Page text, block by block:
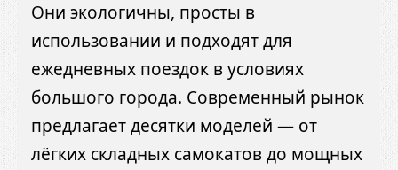
Они экологичны, просты в
использовании и подходят для
ежедневных поездок в условиях
большого города. Современный рынок
предлагает десятки моделей — от
лёгких складных самокатов до мощных